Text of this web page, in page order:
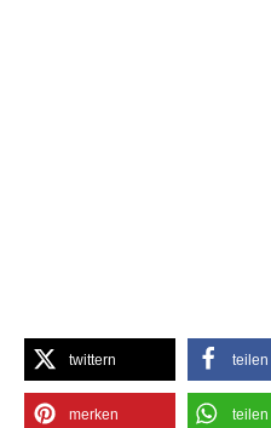
twittern teilen
merken teilen